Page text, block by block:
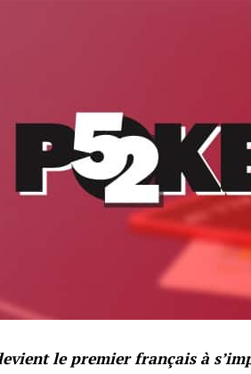
le premier français à